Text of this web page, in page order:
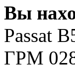
Вы
Passat
ГРМ